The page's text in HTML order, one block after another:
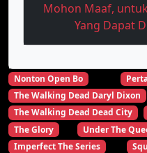
Mohon Maaf,
Yang Dapat
Nonton Open Bo
The Walking Dead Daryl Dixon
The Walking Dead Dead City
The Glory
Under The
Imperfect The Series